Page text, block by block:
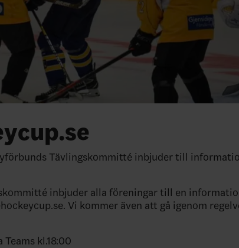
Tävlingskommitté inbjuder till
inbjuder alla föreningar till en
Vi kommer även att gå igenom
kl.18:00